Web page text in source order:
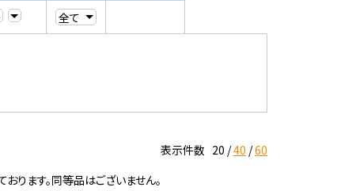
表示件数 20 40 60
ます。同等品はございません。